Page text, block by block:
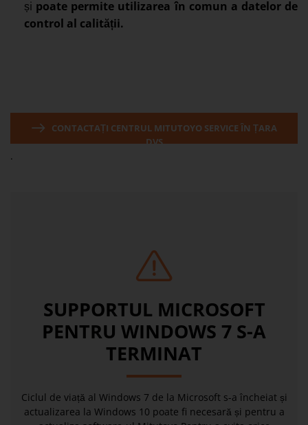
și poate permite utilizarea în comun a datelor de
control al calității.
CONTACTAȚI CENTRUL MITUTOYO SERVICE ÎN ȚARA
DVS
.
SUPPORTUL MICROSOFT
PENTRU WINDOWS 7 S-A
TERMINAT
Ciclul de viață al Windows 7 de la Microsoft s-a încheiat și
actualizarea la Windows 10 poate fi necesară și pentru a